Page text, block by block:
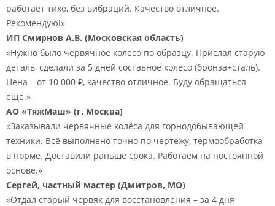
работает тихо, без вибраций. Качество отличное.
Рекомендую!»
ИП Смирнов А.В. (Московская область)
«Нужно было червячное колесо по образцу. Прислал старую
деталь, сделали за 5 дней составное колесо (бронза+сталь).
Цена – от 10 000 ₽, качество отличное. Буду обращаться
ещё.»
АО «ТяжМаш» (г. Москва)
«Заказывали червячные колёса для горнодобывающей
техники. Всё выполнено точно по чертежу, термообработка
в норме. Доставили раньше срока. Работаем на постоянной
основе.»
Сергей, частный мастер (Дмитров, МО)
«Отдал старый червяк для восстановления – за 4 дня